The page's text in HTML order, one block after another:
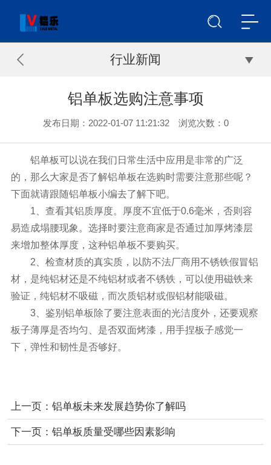
行业新闻
铝单板选购注意事项
发布日期：2022-01-07 11:21:32 浏览次数： 0
铝单板可以说在我们日常生活中应用是非常的广泛
的，那么大家是否了解铝单板在选购时需要注意那些呢？
下面就请跟随铝单板小编去了解下吧。
1、查看其铝质厚度。厚度不宜低于0.6毫米，否则容
易造成塌腰现象。选择时要注意商家是否通过加厚烤漆层
来增加整体厚度，这种铝单板不要购买。
2、检查材质的真实质，以防不法厂商用不锈铁假冒铝
材，是纯铝材还是不纯铝材或者不锈铁，可以使用磁铁来
验证，纯铝材不吸磁，而次质铝材或假铝材能吸磁。
3、鉴别铝单板除了要注意表面的光洁度外，还要观察
板子薄厚是否均匀、是否双面烤漆，用手捏板子感觉一
下，弹性和韧性是否够好。
上一页： 铝单板未来发展趋势你了解吗
下一页： 铝单板质量受哪些因素影响